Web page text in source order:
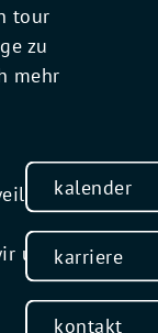
kalender
karriere
kontakt
tour
zu
mehr
es
uns